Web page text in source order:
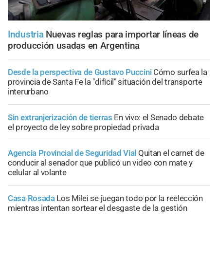
Industria Nuevas reglas para importar líneas de
producción usadas en Argentina
Desde la perspectiva de Gustavo Puccini Cómo surfea la
provincia de Santa Fe la "difícil" situación del transporte
interurbano
Sin extranjerización de tierras En vivo: el Senado debate
el proyecto de ley sobre propiedad privada
Agencia Provincial de Seguridad Vial Quitan el carnet de
conducir al senador que publicó un video con mate y
celular al volante
Casa Rosada Los Milei se juegan todo por la reelección
mientras intentan sortear el desgaste de la gestión